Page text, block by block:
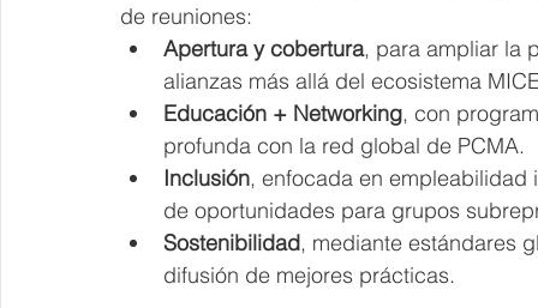
de reuniones:
Apertura y cobertura, para ampliar la
alianzas más allá del ecosistema
Educación + Networking, con
profunda con la red global de PCMA.
Inclusión, enfocada en
de oportunidades para grupos
Sostenibilidad, mediante estándares
difusión de mejores prácticas.